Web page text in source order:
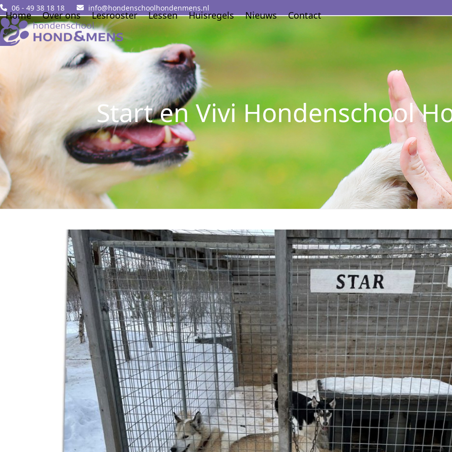
Skip
to
content
06 - 49 38 18 18 info@hondenschoolhondenmens.nl
Home Over ons Lesrooster Lessen Huisregels Nieuws Contact
Start en Vivi Hondenschool